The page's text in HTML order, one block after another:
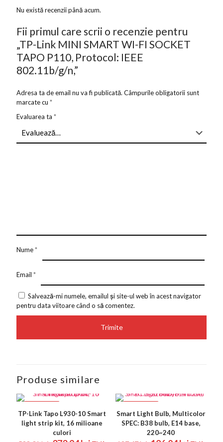
Nu există recenzii până acum.
Fii primul care scrii o recenzie pentru
„TP-Link MINI SMART WI-FI SOCKET
TAPO P110, Protocol: IEEE
802.11b/g/n,”
Adresa ta de email nu va fi publicată. Câmpurile obligatorii sunt
marcate cu *
Evaluarea ta *
Nume*
Email *
Salvează-mi numele, emailul și site-ul web în acest navigator
pentru data viitoare când o să comentez.
Produse similare
TP-Link Tapo L930-10 Smart
light strip kit, 16 milioane
culori
Smart Light Bulb, Multicolor
SPEC: B38 bulb, E14 base,
220~240